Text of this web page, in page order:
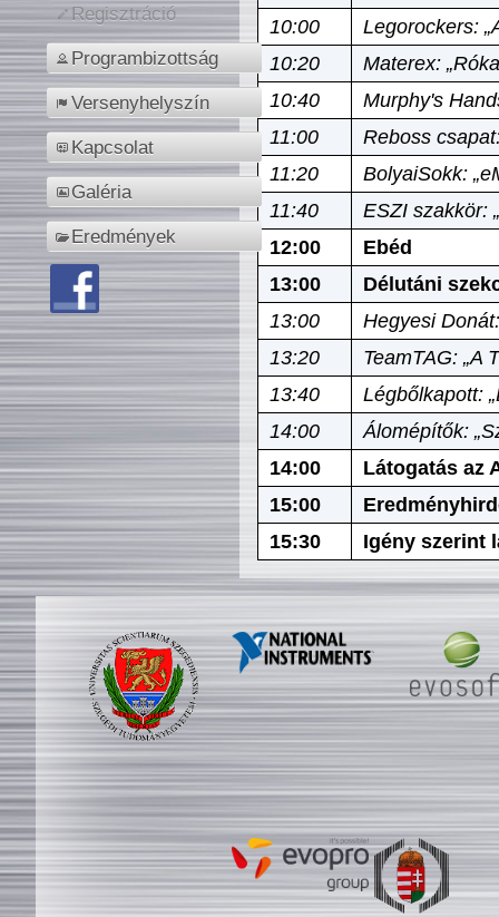
Regisztráció
Programbizottság
Versenyhelyszín
Kapcsolat
Galéria
Eredmények
10:00
Legorockers:
10:20
Materex:
10:40
Murphy's
11:00
Reboss
11:20
BolyaiSokk:
11:40
ESZI szakkör:
12:00
Ebéd
13:00
Délutáni
13:00
Hegyesi
13:20
TeamTAG: „A
13:40
Légbőlkapott:
14:00
Álomépítők:
14:00
Látogatás az
15:00
15:30
Igény szerint